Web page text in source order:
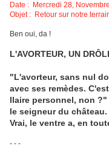
Date : Mercredi 28,
Objet : Retour sur notre
Ben oui, da !
L'AVORTEUR, UN
"L'avorteur, sans nul
avec ses remèdes.
llaire personnel, non
le seigneur du
Vrai, le ventre a, en
- - -